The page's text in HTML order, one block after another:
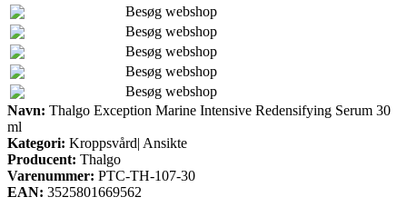
Besøg webshop
Besøg webshop
Besøg webshop
Besøg webshop
Besøg webshop
Navn: Thalgo Exception Marine Intensive Redensifying Serum 30
ml
Kategori: Kroppsvård| Ansikte
Producent: Thalgo
Varenummer: PTC-TH-107-30
EAN: 3525801669562